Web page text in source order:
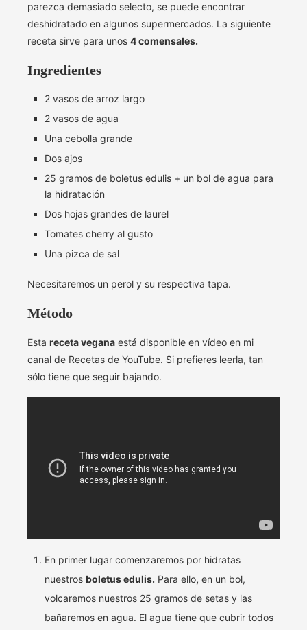
parezca demasiado selecto, se puede encontrar
deshidratado en algunos supermercados. La siguiente
receta sirve para unos 4 comensales.
Ingredientes
2 vasos de arroz largo
2 vasos de agua
Una cebolla grande
Dos ajos
25 gramos de boletus edulis + un bol de agua para
la hidratación
Dos hojas grandes de laurel
Tomates cherry al gusto
Una pizca de sal
Necesitaremos un perol y su respectiva tapa.
Método
Esta receta vegana está disponible en vídeo en mi
canal de Recetas de YouTube. Si prefieres leerla, tan
sólo tiene que seguir bajando.
En primer lugar comenzaremos por hidratas
nuestros boletus edulis. Para ello, en un bol,
volcaremos nuestros 25 gramos de setas y las
bañaremos en agua. El agua tiene que cubrir todos